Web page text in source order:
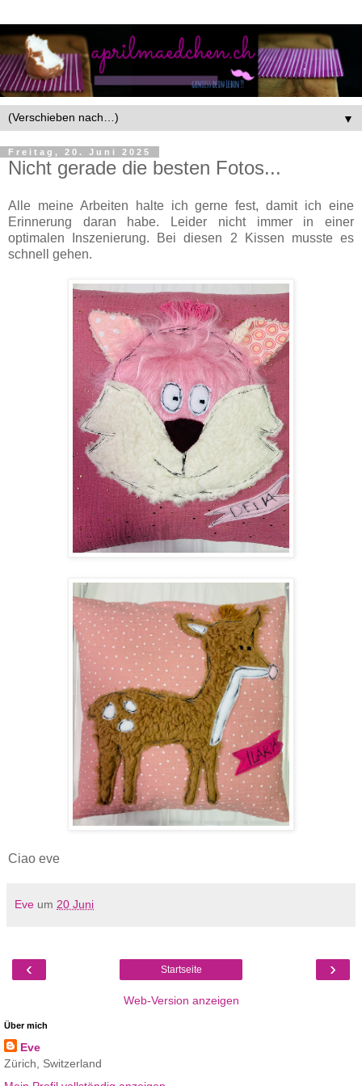
▼
Freitag, 20. Juni 2025
Nicht gerade die besten Fotos...
Alle meine Arbeiten halte ich gerne fest, damit ich eine
Erinnerung daran habe. Leider nicht immer in einer
optimalen Inszenierung. Bei diesen 2 Kissen musste es
schnell gehen.
Ciao eve
Eve um 20 Juni
‹ ›
Startseite
Web-Version anzeigen
Über mich
Eve
Zürich, Switzerland